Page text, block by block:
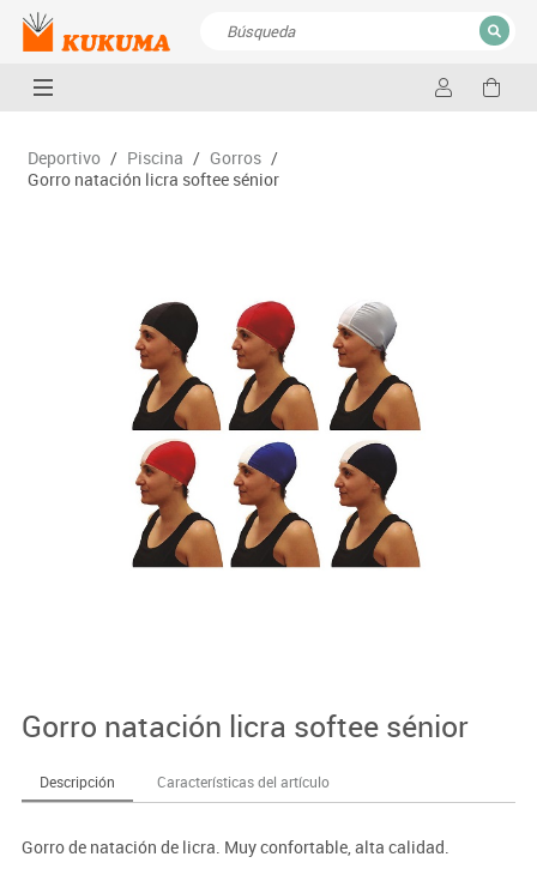
CERRAR
Deportivo / Piscina / Gorros /
Gorro natación licra softee sénior
Gorro natación licra softee sénior
Descripción Características del artículo
Gorro de natación de licra. Muy confortable, alta calidad.